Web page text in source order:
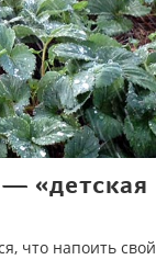
«детская
что напоить свой